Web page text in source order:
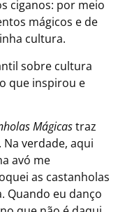
ciganos: por meio
mágicos e de
cultura.
sobre cultura
que inspirou e
Mágicastraz
verdade, aqui
avó me
as castanholas
Quando eu danço